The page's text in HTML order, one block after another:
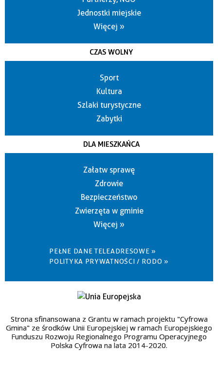
Jednostki miejskie
Więcej »
CZAS WOLNY
Sport
Kultura
Szlaki turystyczne
Zabytki
DLA MIESZKAŃCA
Załatw sprawę
Zdrowie
Bezpieczeństwo
Zwierzęta w gminie
Więcej »
PEŁNE DANE TELEADRESOWE »
POLITYKA PRYWATNOŚCI / RODO »
Strona sfinansowana z Grantu w ramach projektu "Cyfrowa
Gmina" ze środków Unii Europejskiej w ramach Europejskiego
Funduszu Rozwoju Regionalnego Programu Operacyjnego
Polska Cyfrowa na lata 2014-2020.